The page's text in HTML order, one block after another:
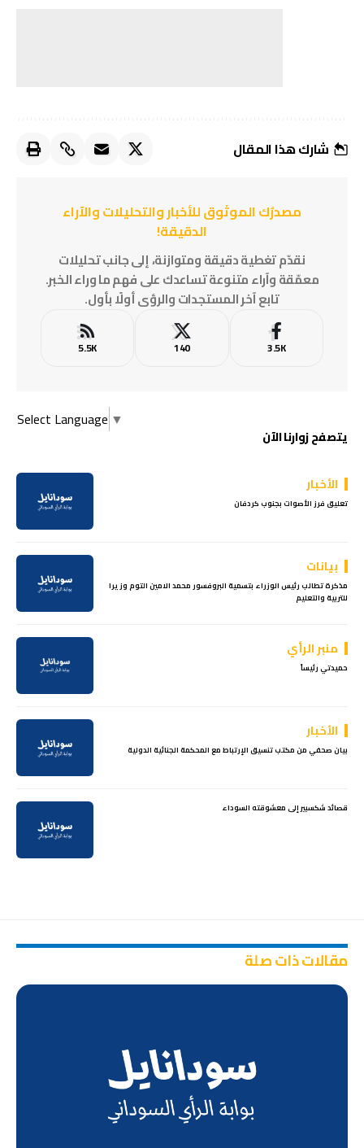
شارك هذا المقال
مصدرُك الموثوق للأخبار والتحليلات والآراء
الدقيقة!
نقدّم تغطية دقيقة ومتوازنة، إلى جانب تحليلات
معمّقة وآراء متنوعة تساعدك على فهم ما وراء الخبر.
تابع آخر المستجدات والرؤى أولًا بأول.
3.5K
140
5.5K
Select Language ▼
يتصفح زوارنا الآن
الأخبار
تعليق فرز الأصوات بجنوب كردفان
بيانات
مذكرة تطالب رئيس الوزراء بتسمية البروفسور محمد الامين التوم وزيرا
للتربية والتعليم
منبر الرأي
حميدتي رئيساً
الأخبار
بيان صحفي من مكتب تنسيق الإرتباط مع المحكمة الجنائية الدولية
قصائد شكسبير إلى معشوقته السوداء
مقالات ذات صلة